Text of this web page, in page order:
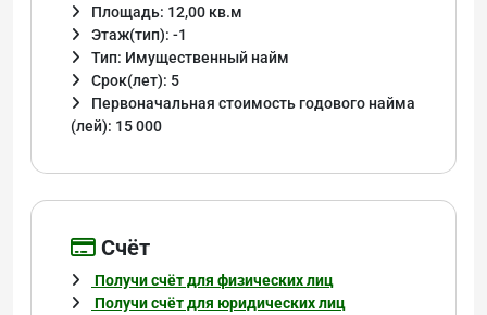
Площадь: 12,00 кв.м
Этаж(тип): -1
Тип: Имущественный найм
Срок(лет): 5
Первоначальная стоимость годового найма
(лей): 15 000
Cчёт
Получи счёт для физических лиц
Получи счёт для юридических лиц